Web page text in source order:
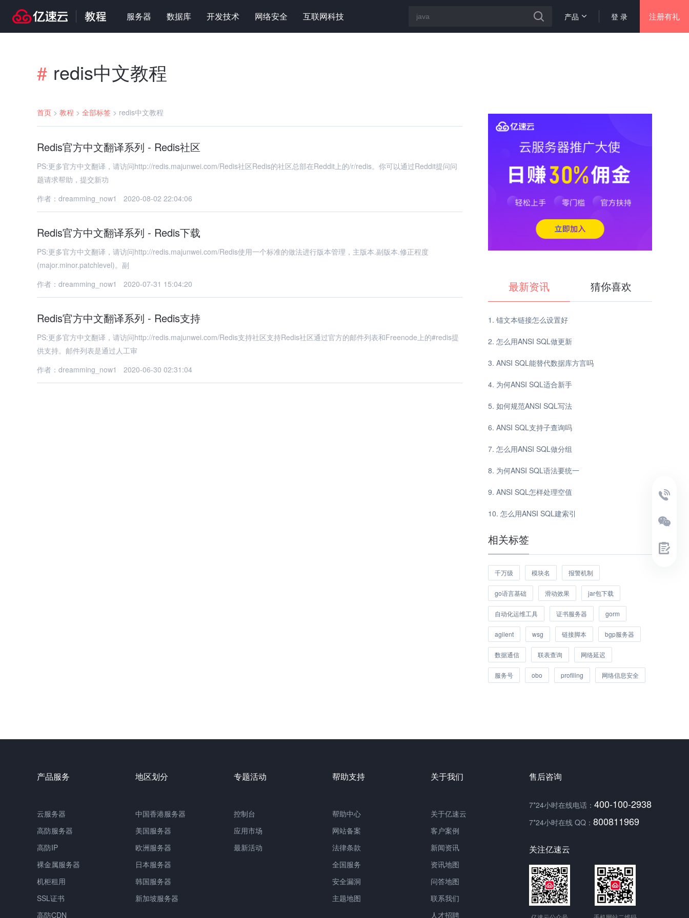
服务器 数据库 开发技术 网络安全 互联网科技 登 录 注册有礼
产品
# redis中文教程
首页 > 教程 > 全部标签 > redis中文教程
Redis官方中文翻译系列 - Redis社区
PS:更多官方中文翻译，请访问http://redis.majunwei.com/Redis社区Redis的社区总部在Reddit上的/r/redis。你可以通过Reddit提问问
题请求帮助，提交新功
作者：dreamming_now1
2020-08-02 22:04:06
Redis官方中文翻译系列 - Redis下载
PS:更多官方中文翻译，请访问http://redis.majunwei.com/Redis使用一个标准的做法进行版本管理，主版本.副版本.修正程度
(major.minor.patchlevel)。副
作者：dreamming_now1
2020-07-31 15:04:20
Redis官方中文翻译系列 - Redis支持
PS:更多官方中文翻译，请访问http://redis.majunwei.com/Redis支持社区支持Redis社区通过官方的邮件列表和Freenode上的#redis提
供支持。邮件列表是通过人工审
作者：dreamming_now1
2020-06-30 02:31:04
最新资讯 猜你喜欢
锚文本链接怎么设置好
怎么用ANSI SQL做更新
ANSI SQL能替代数据库方言吗
为何ANSI SQL适合新手
如何规范ANSI SQL写法
ANSI SQL支持子查询吗
怎么用ANSI SQL做分组
为何ANSI SQL语法要统一
ANSI SQL怎样处理空值
怎么用ANSI SQL建索引
相关标签
千万级 模块名 报警机制
go语言基础 滑动效果 jar包下载
自动化运维工具 证书服务器 gorm
agilent wsg 链接脚本 bgp服务器
数据通信 联表查询 网络延迟
服务号 obo profiling 网络信息安全
产品服务
云服务器
高防服务器
高防IP
裸金属服务器
机柜租用
SSL证书
高防CDN
地区划分
中国香港服务器
美国服务器
欧洲服务器
日本服务器
韩国服务器
新加坡服务器
专题活动
控制台
应用市场
最新活动
帮助支持
帮助中心
网站备案
法律条款
全国服务
安全漏洞
主题地图
关于我们
关于亿速云
客户案例
新闻资讯
资讯地图
问答地图
联系我们
人才招聘
售后咨询
7*24小时在线电话： 400-100-2938
7*24小时在线 QQ： 800811969
关注亿速云